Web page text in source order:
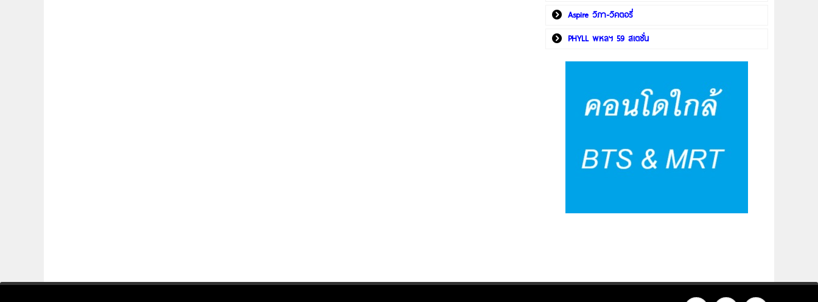
Aspire วิภา-วิคตอรี่
PHYLL พหลฯ 59 สเตชั่น